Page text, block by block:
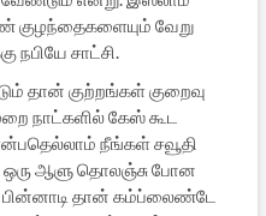
வேறு
நபியே சாட்சி.
தான் குற்றங்கள் குறைவு
நாட்களில் கேஸ் கூட
நீங்கள் சவூதி
ஒரு ஆளு தொலஞ்சு போன
பின்னாடி தான் கம்ப்லைண்டே